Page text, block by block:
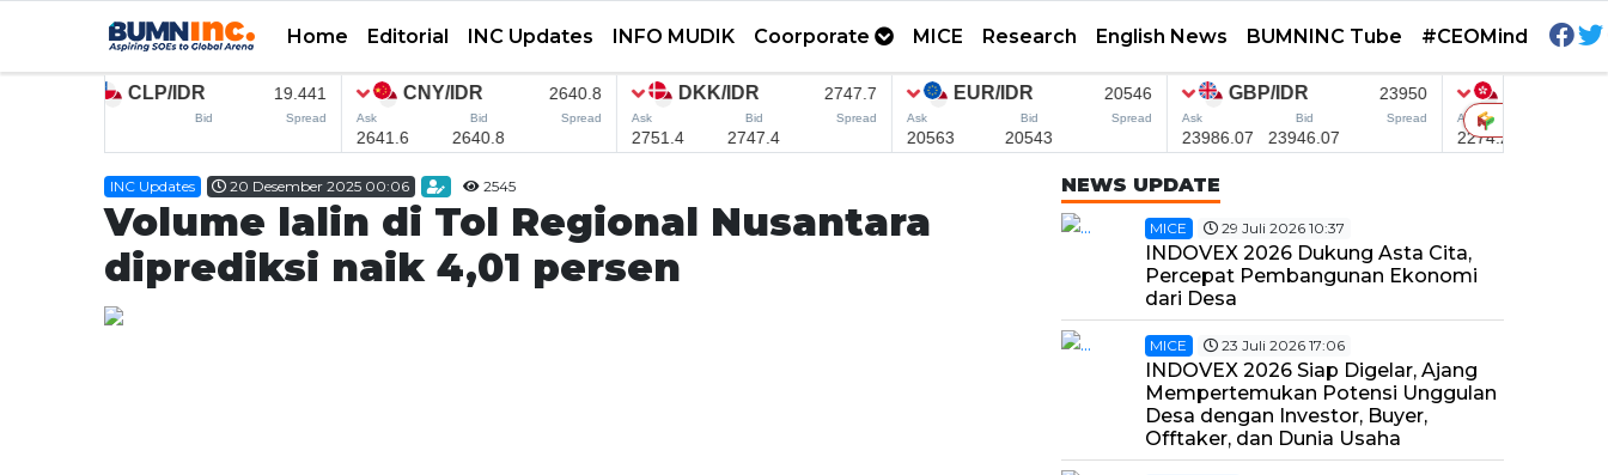
Home Editorial INC Updates INFO MUDIK Coorporate MICE Research English News BUMNINC Tube #CEOMind
INC Updates 20 Desember 2025 00:06 2545
Volume lalin di Tol Regional Nusantara
diprediksi naik 4,01 persen
NEWS UPDATE
MICE 29 Juli 2026 10:37
INDOVEX 2026 Dukung Asta Cita,
Percepat Pembangunan Ekonomi
dari Desa
MICE 23 Juli 2026 17:06
INDOVEX 2026 Siap Digelar, Ajang
Mempertemukan Potensi Unggulan
Desa dengan Investor, Buyer,
Offtaker, dan Dunia Usaha
Home
Editorial
INC Updates
INFO MUDIK
Coorporate